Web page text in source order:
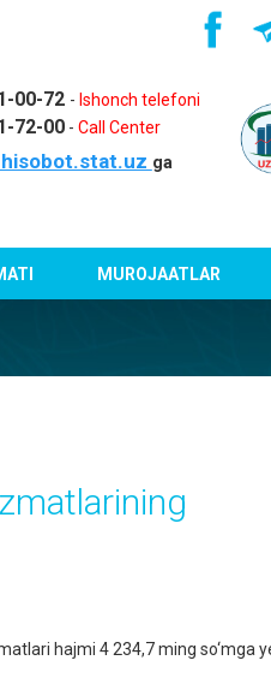
00-72 - Ishonch telefoni
72-00- Call Center
hisobot.stat.uz ga
MUROJAATLAR
hajmi 4 234,7 ming so‘mga